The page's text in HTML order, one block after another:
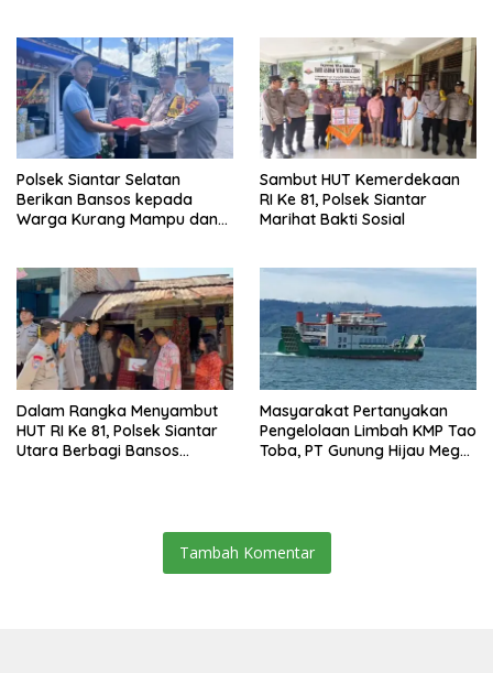
Polsek Siantar Selatan
Berikan Bansos kepada
Warga Kurang Mampu dan
Sambut HUT Kemerdekaan
RI Ke 81, Polsek Siantar
Marihat Bakti Sosial
Dalam Rangka Menyambut
HUT RI Ke 81, Polsek Siantar
Utara Berbagi Bansos
Masyarakat Pertanyakan
Pengelolaan Limbah KMP Tao
Toba, PT Gunung Hijau Mega
Tambah Komentar